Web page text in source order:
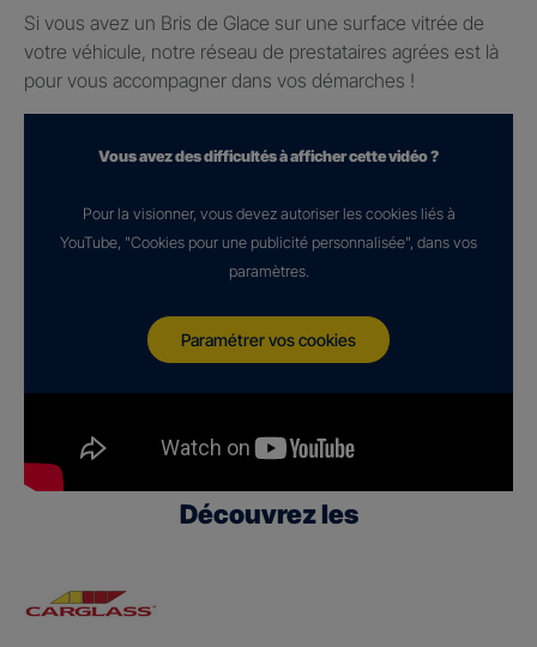
Si vous avez un Bris de Glace sur une surface vitrée de
votre véhicule, notre réseau de prestataires agrées est là
pour vous accompagner dans vos démarches !
Vous avez des difficultés à afficher cette vidéo ?
Pour la visionner, vous devez autoriser les cookies liés à
YouTube, "Cookies pour une publicité personnalisée", dans vos
paramètres.
Paramétrer vos cookies
Découvrez les